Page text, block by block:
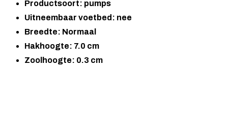
Productsoort: pumps
Uitneembaar voetbed: nee
Breedte: Normaal
Hakhoogte: 7.0 cm
Zoolhoogte: 0.3 cm